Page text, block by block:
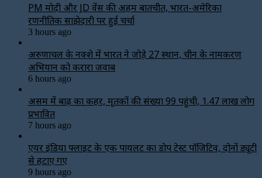
PM मोदी और JD वेंस की अहम बातचीत, भारत-अमेरिका
रणनीतिक साझेदारी पर हुई चर्चा
3 hours ago
अरुणाचल के नक्शे में भारत ने जोड़े 27 स्थान, चीन के नामकरण
अभियान को करारा जवाब
6 hours ago
असम में बाढ़ का कहर, मृतकों की संख्या 99 पहुंची, 1.47 लाख लोग
प्रभावित
7 hours ago
एयर इंडिया फ्लाइट के एक पायलट का डोप टेस्ट पॉजिटिव, दोनों ड्यूटी
से हटाए गए
9 hours ago